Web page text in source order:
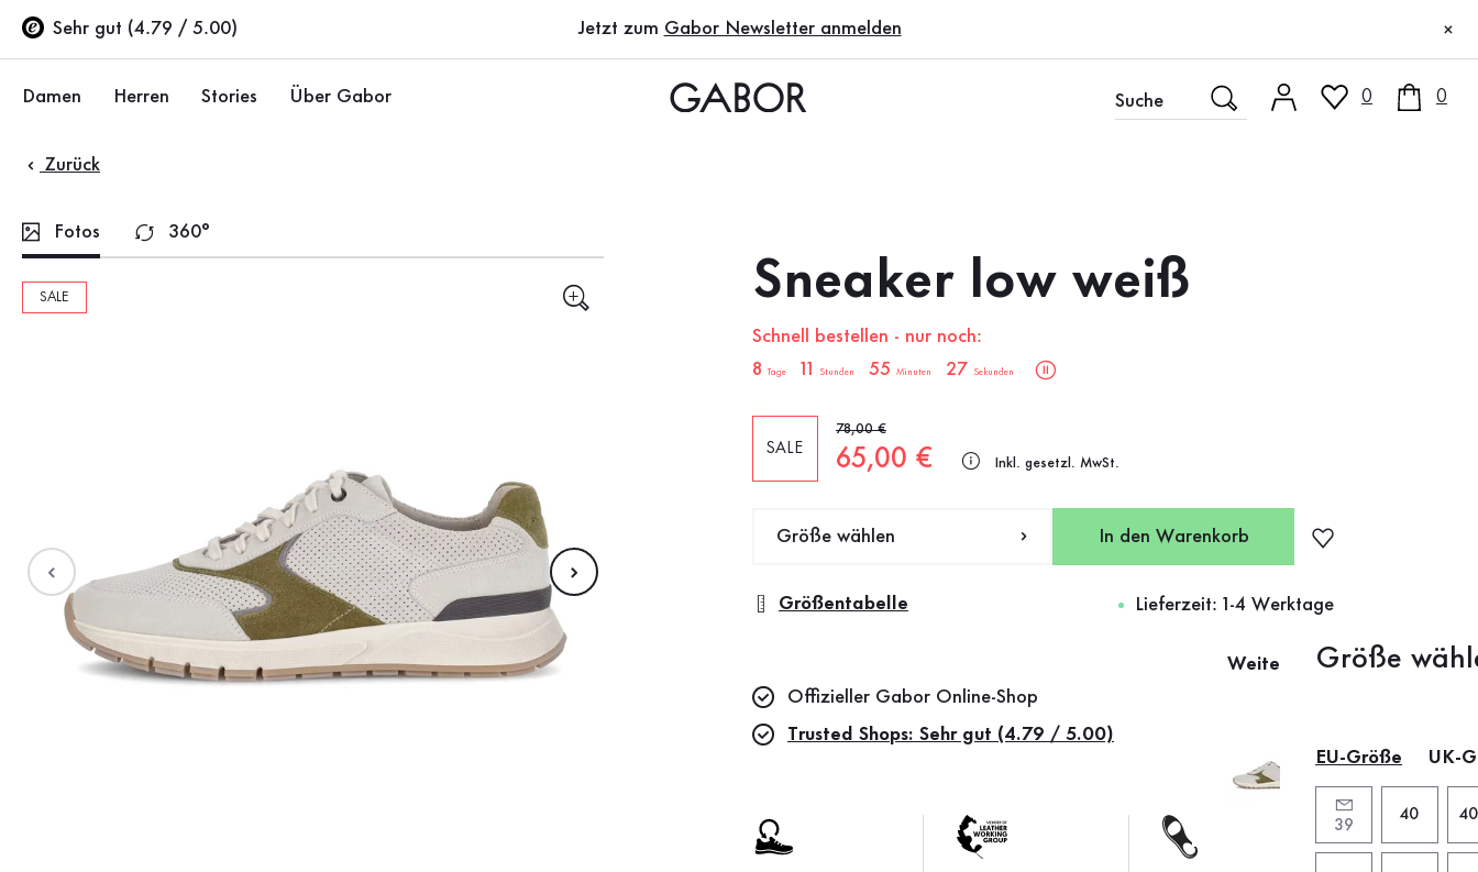
Zum Hauptinhalt
Zum Inhaltsverzeichnis
Zur Hauptnavigation
Sehr gut (4.79 / 5.00)
Jetzt zum Gabor Newsletter anmelden ×
Damen
Schuhe
Ballerinas
Sale %
Accessoires
Taschen
Herren
Sneaker
Stories Über Gabor 0 0
Zurück
Fotos 360°
SALE Sneaker low weiß
Schnell bestellen - nur noch:
sale.countdown.description
8 Tage 11 Stunden 55 Minuten 26 Sekunden
SALE
Alter Preis
78,00 €
Neuer Preis
65,00 € Inkl. gesetzl. MwSt.
Größe wählen In den Warenkorb
Größentabelle Lieferzeit: 1-4 Werktage
Weitere Farben
Größe
EU-Größe UK-
39
40
Offizieller Gabor Online-Shop
Trusted Shops: Sehr gut (4.79 / 5.00)